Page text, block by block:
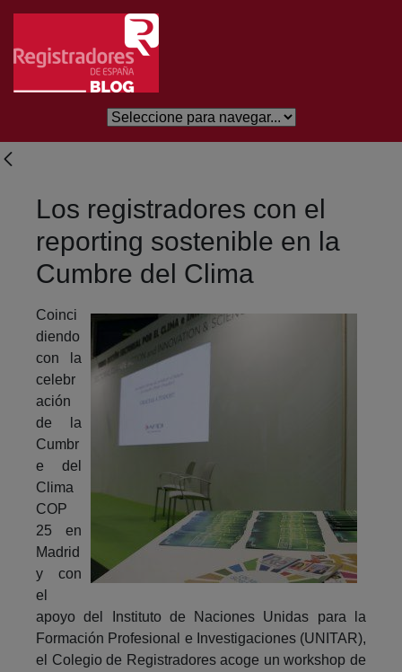
Salta al contingut principal
Los registradores con el
reporting sostenible en la
Cumbre del Clima
Coinci
diendo
con la
celebr
ación
de la
Cumbr
e del
Clima
COP
25 en
Madrid
y con
el
apoyo del Instituto de Naciones Unidas para la
Formación Profesional e Investigaciones (UNITAR),
el Colegio de Registradores acoge un workshop de